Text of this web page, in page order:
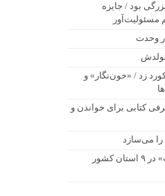
بود / جایزه
مسئولیت‌آور
وحدت
زد / «خون‌نگار» و
کتابی برای خواندن و
می‌سازد
یادواره نمایش‌های خیابانی «امتداد مقاومت» در ۹ استان کشور